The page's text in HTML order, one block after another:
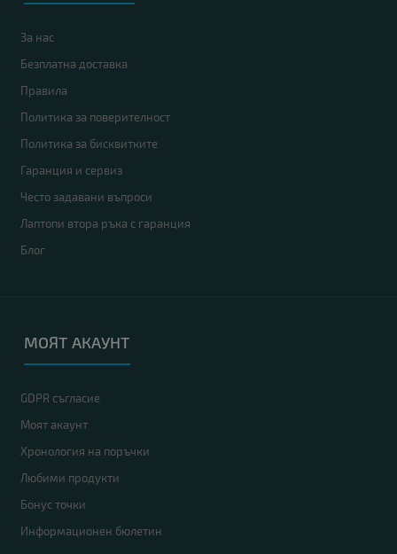
За нас
Безплатна доставка
Правила
Политика за поверителност
Политика за бисквитките
Гаранция и сервиз
Често задавани въпроси
Лаптопи втора ръка с гаранция
Блог
МОЯТ АКАУНТ
GDPR съгласие
Моят акаунт
Хронология на поръчки
Любими продукти
Бонус точки
Информационен бюлетин